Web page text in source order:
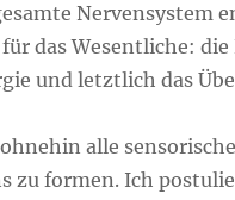
Nervensystem
das Wesentliche: die
und letztlich das
alle
zu formen. Ich